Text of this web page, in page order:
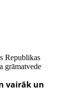
Republikas
grāmatvede
vairāk un